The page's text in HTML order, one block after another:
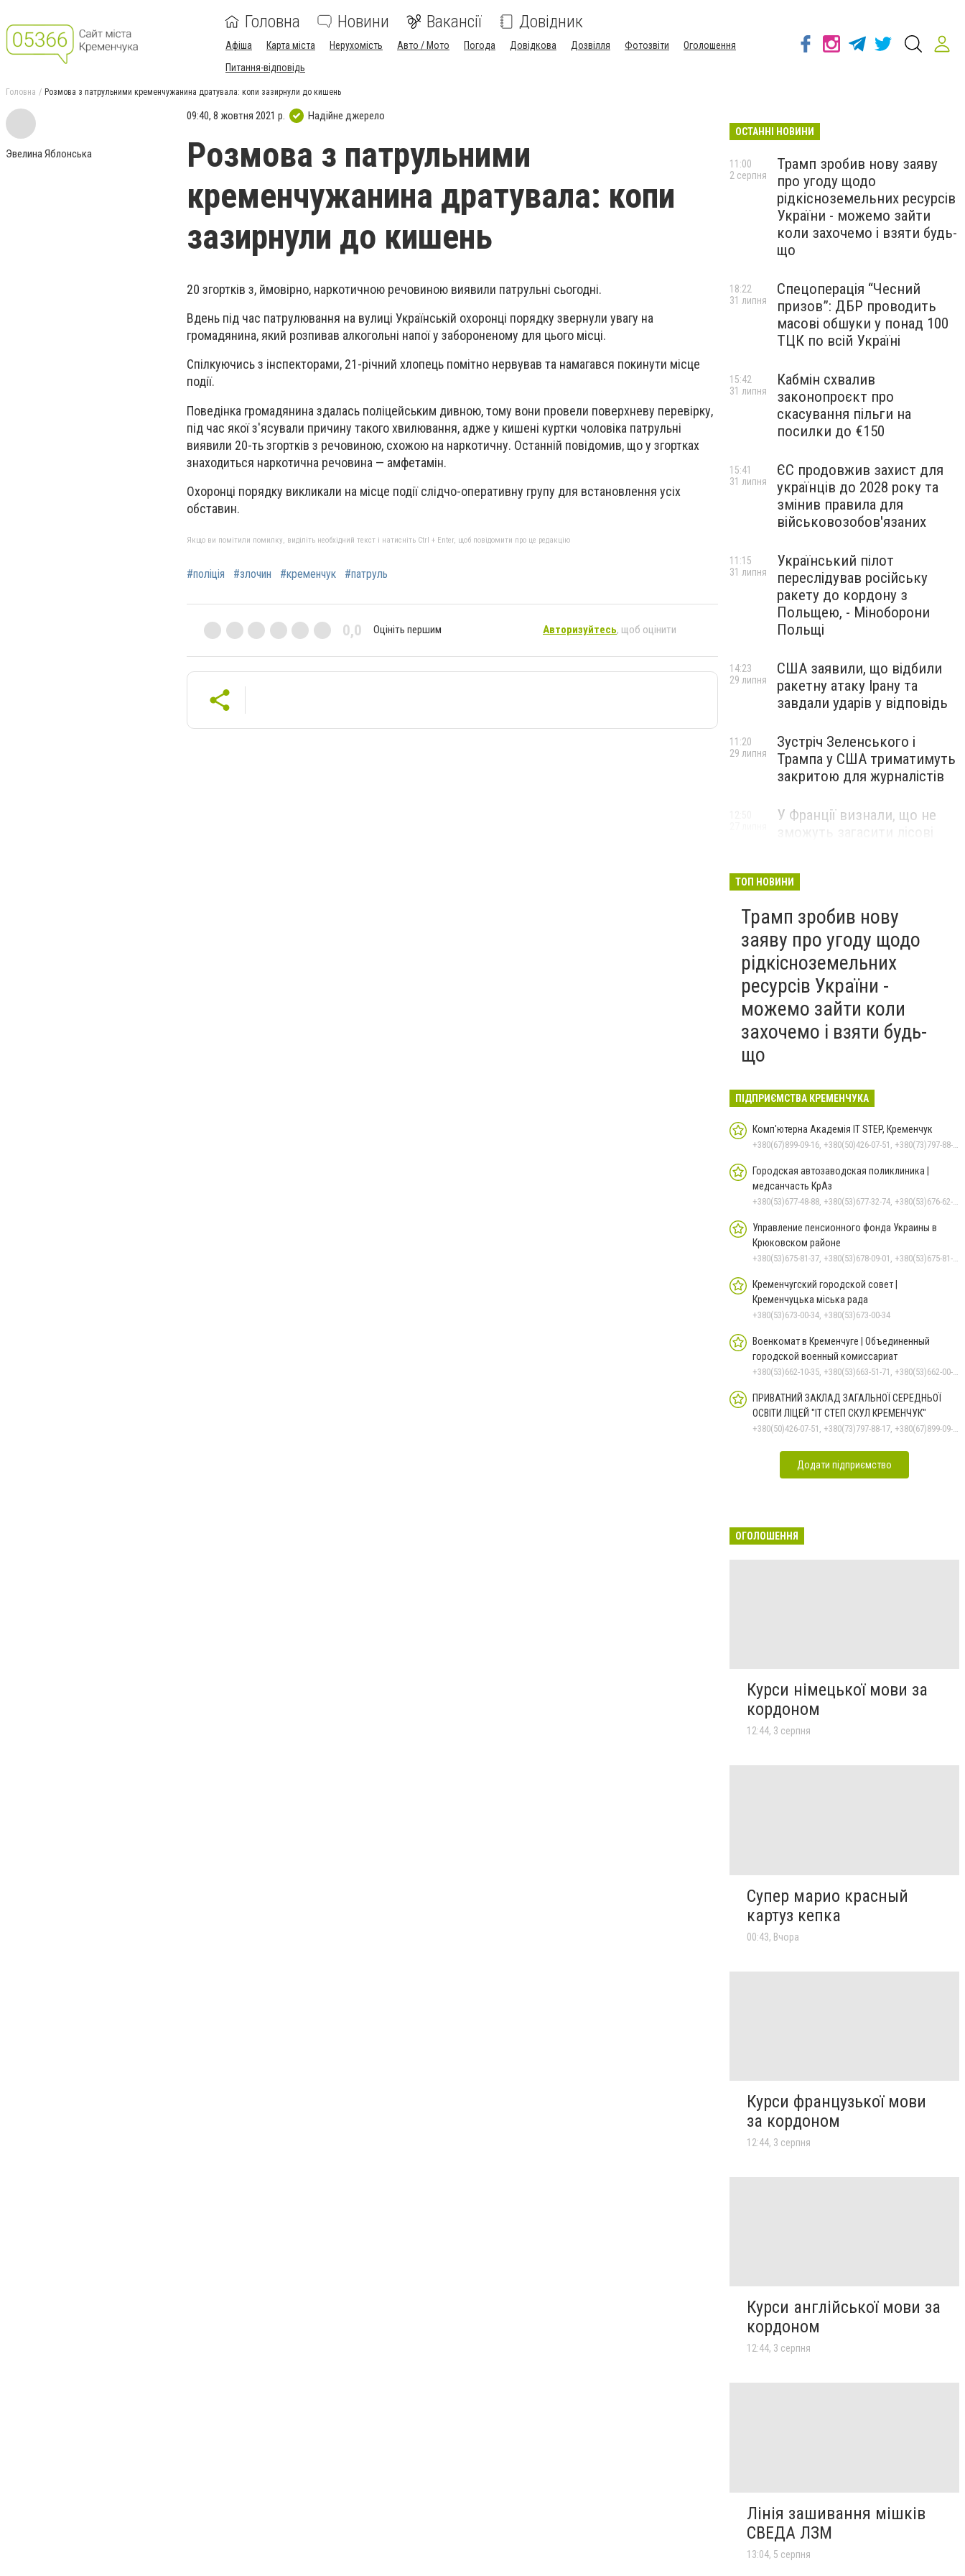
Головна Новини Вакансії Довідник
Афіша Карта міста Нерухомість Авто / Мото Погода Довідкова Дозвілля Фотозвіти
Оголошення
Питання-відповідь
Головна Розмова з патрульними кременчужанина дратувала: копи зазирнули до кишень
Эвелина Яблонська
09:40, 8 жовтня 2021 р. Надійне джерело
Розмова з патрульними
кременчужанина дратувала: копи
зазирнули до кишень
20 згортків з, ймовірно, наркотичною речовиною виявили патрульні сьогодні.
Вдень під час патрулювання на вулиці Українській охоронці порядку звернули увагу на
громадянина, який розпивав алкогольні напої у забороненому для цього місці.
Спілкуючись з інспекторами, 21-річний хлопець помітно нервував та намагався покинути місце
події.
Поведінка громадянина здалась поліцейським дивною, тому вони провели поверхневу перевірку,
під час якої з'ясували причину такого хвилювання, адже у кишені куртки чоловіка патрульні
виявили 20-ть згортків з речовиною, схожою на наркотичну. Останній повідомив, що у згортках
знаходиться наркотична речовина — амфетамін.
Охоронці порядку викликали на місце події слідчо-оперативну групу для встановлення усіх
обставин.
Якщо ви помітили помилку, виділіть необхідний текст і натисніть Ctrl + Enter, щоб повідомити про це редакцію
#поліція #злочин #кременчук #патруль
0,0 Оцініть першим Авторизуйтесь, щоб оцінити
ОСТАННІ НОВИНИ
Трамп зробив нову заяву
про угоду щодо
рідкісноземельних ресурсів
України - можемо зайти
коли захочемо і взяти будь-
що
11:00
2 серпня
Спецоперація “Чесний
призов”: ДБР проводить
масові обшуки у понад 100
ТЦК по всій Україні
18:22
31 липня
Кабмін схвалив
законопроєкт про
скасування пільги на
посилки до €150
15:42
31 липня
ЄС продовжив захист для
українців до 2028 року та
змінив правила для
військовозобов'язаних
15:41
31 липня
Український пілот
переслідував російську
ракету до кордону з
Польщею, - Міноборони
Польщі
11:15
31 липня
США заявили, що відбили
ракетну атаку Ірану та
завдали ударів у відповідь
14:23
29 липня
Зустріч Зеленського і
Трампа у США триматимуть
закритою для журналістів
11:20
29 липня
У Франції визнали, що не
ТОП НОВИНИ
Трамп зробив нову
заяву про угоду щодо
рідкісноземельних
ресурсів України -
можемо зайти коли
захочемо і взяти будь-
що
ПІДПРИЄМСТВА КРЕМЕНЧУКА
Комп'ютерна Академія IT STEP, Кременчук
+380(67)899-09-16, +380(50)426-07-51, +380(73)797-88-17
Городская автозаводская поликлиника |
медсанчасть КрАз
+380(53)677-48-88, +380(53)677-32-74, +380(53)676-62-99, +380536766187
Управление пенсионного фонда Украины в
Крюковском районе
+380(53)675-81-37, +380(53)678-09-01, +380(53)675-81-32, +380(53)675-81-40, +380(53)675-81-33, +380(53)675-81-38, +380(53)675-81-31, +380(53)678-08-87
Кременчугский городской совет |
Кременчуцька міська рада
+380(53)673-00-34, +380(53)673-00-34
Военкомат в Кременчуге | Объединенный
городской военный комиссариат
+380(53)662-10-35, +380(53)663-51-71, +380(53)662-00-54
ПРИВАТНИЙ ЗАКЛАД ЗАГАЛЬНОЇ СЕРЕДНЬОЇ
ОСВІТИ ЛІЦЕЙ "ІТ СТЕП СКУЛ КРЕМЕНЧУК"
+380(50)426-07-51, +380(73)797-88-17, +380(67)899-09-16
Додати підприємство
ОГОЛОШЕННЯ
Курси німецької мови за
кордоном
12:44, 3 серпня
Супер марио красный
картуз кепка
00:43, Вчора
Курси французької мови
за кордоном
12:44, 3 серпня
Курси англійської мови за
кордоном
12:44, 3 серпня
Лінія зашивання мішків
СВЕДА ЛЗМ
13:04, 5 серпня